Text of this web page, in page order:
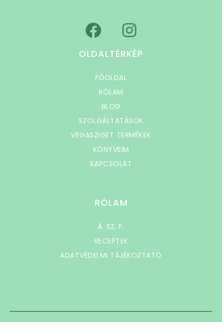
OLDALTÉRKÉP
FŐOLDAL
RÓLAM
BLOG
SZOLGÁLTATÁSOK
VEGASZIGET TERMÉKEK
KÖNYVEIM
KAPCSOLAT
RÓLAM
Á. SZ. F.
RECEPTEK
ADATVÉDELMI TÁJÉKOZTATÓ